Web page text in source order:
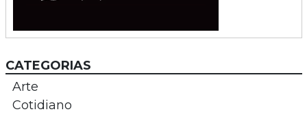
CATEGORIAS
Arte
Cotidiano